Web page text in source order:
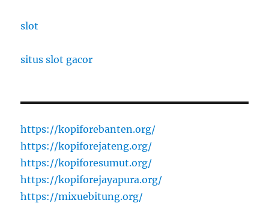
slot
situs slot gacor
https://kopiforebanten.org/
https://kopiforejateng.org/
https://kopiforesumut.org/
https://kopiforejayapura.org/
https://mixuebitung.org/